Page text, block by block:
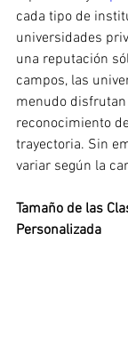
cada tipo de
universidades
una reputación
campos, las
menudo
reconocimiento
trayectoria. Sin
variar según la
Tamaño de las
Personalizada